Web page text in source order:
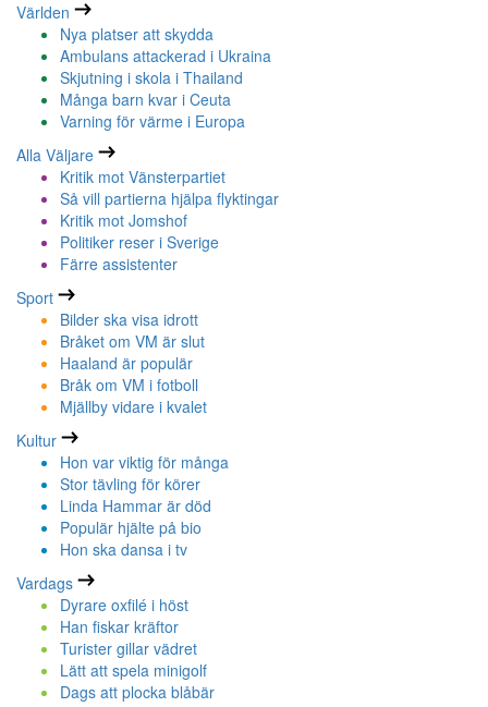
Världen
Nya platser att skydda
Ambulans attackerad i Ukraina
Skjutning i skola i Thailand
Många barn kvar i Ceuta
Varning för värme i Europa
Alla Väljare
Kritik mot Vänsterpartiet
Så vill partierna hjälpa flyktingar
Kritik mot Jomshof
Politiker reser i Sverige
Färre assistenter
Sport
Bilder ska visa idrott
Bråket om VM är slut
Haaland är populär
Bråk om VM i fotboll
Mjällby vidare i kvalet
Kultur
Hon var viktig för många
Stor tävling för körer
Linda Hammar är död
Populär hjälte på bio
Hon ska dansa i tv
Vardags
Dyrare oxfilé i höst
Han fiskar kräftor
Turister gillar vädret
Lätt att spela minigolf
Dags att plocka blåbär